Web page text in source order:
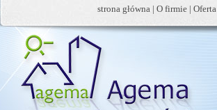
strona główna | O firmie | Oferta